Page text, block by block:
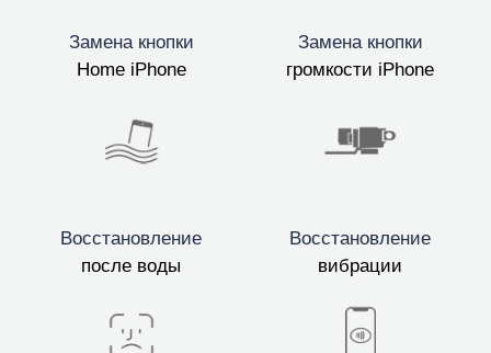
Замена кнопки
Home iPhone
Замена кнопки
громкости iPhone
Восстановление
после воды
Восстановление
вибрации